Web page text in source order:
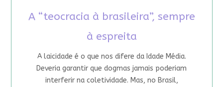
A “teocracia à brasileira”, sempre
à espreita
A laicidade é o que nos difere da Idade Média.
Deveria garantir que dogmas jamais poderiam
interferir na coletividade. Mas, no Brasil,